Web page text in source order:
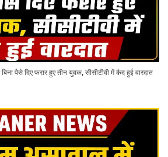
पैसे दिए फरार हुए तीन युवक, सीसीटीवी में कैद हुई वारदात